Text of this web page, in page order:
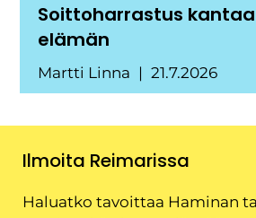
Soittoharrastus
elämän
Martti Linna 21.7.2026
Ilmoita Reimarissa
Haluatko tavoittaa Haminan